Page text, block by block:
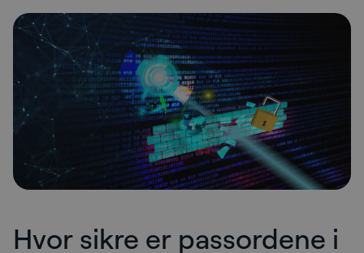
Hvor sikre er passordene i